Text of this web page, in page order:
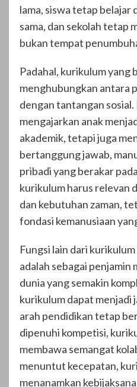
lama, siswa tetap belajar
sama, dan sekolah tetap
bukan tempat
Padahal, kurikulum yang
menghubungkan antara
dengan tantangan sosial.
mengajarkan anak
akademik, tetapi juga
bertanggung jawab,
pribadi yang berakar
kurikulum harus relevan
dan kebutuhan zaman,
fondasi kemanusiaan
Fungsi lain dari
adalah sebagai penjamin
dunia yang semakin
kurikulum dapat menjadi
arah pendidikan tetap
dipenuhi kompetisi,
membawa semangat
menuntut kecepatan,
menanamkan